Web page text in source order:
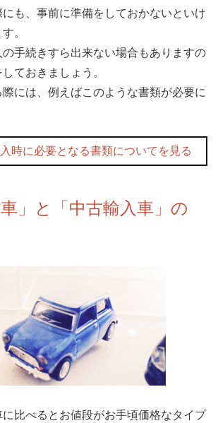
も、事前に準備をしておかないといけ
。
手続きすら出来ない場合もありますの
ておきましょう。
には、例えばこのような書類が必要に
時に必要となる書類についてを見る
車」と「中古輸入車」の
比べるとお値段がお手頃価格なタイプ